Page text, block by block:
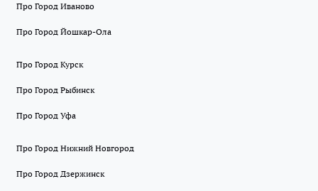
Про Город Иваново
Про Город Йошкар-Ола
Про Город Курск
Про Город Рыбинск
Про Город Уфа
Про Город Нижний Новгород
Про Город Дзержинск